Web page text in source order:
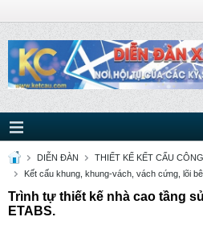
DIỄN ĐÀN
THIẾT KẾ KẾT CẤU
Kết cấu khung, khung-vách, vách cứng, lõi
Trình tự thiết kế nhà cao tầng
ETABS.